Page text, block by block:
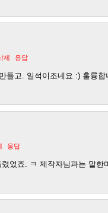
제 응답
들고. 일석이조네요 :) 훌륭
응답
었죠. ㅋ 제작자님과는 말한